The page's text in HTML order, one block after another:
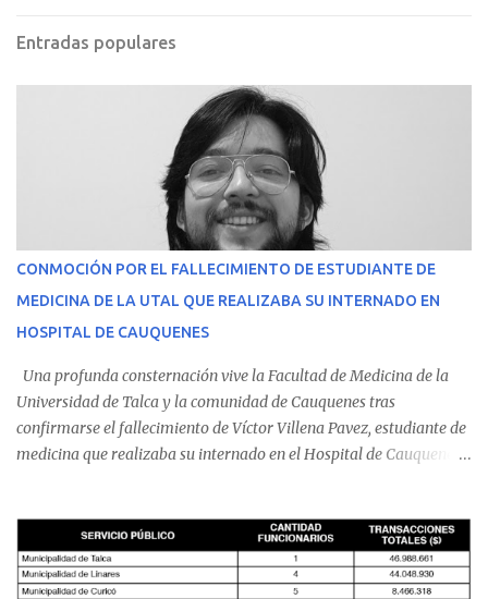
Entradas populares
CONMOCIÓN POR EL FALLECIMIENTO DE ESTUDIANTE DE
MEDICINA DE LA UTAL QUE REALIZABA SU INTERNADO EN
HOSPITAL DE CAUQUENES
Una profunda consternación vive la Facultad de Medicina de la
Universidad de Talca y la comunidad de Cauquenes tras
confirmarse el fallecimiento de Víctor Villena Pavez, estudiante de
medicina que realizaba su internado en el Hospital de Cauquenes.
malestares físicos. Dada la complejidad de su estado de salud, el
equipo médico determinó su traslado de urgencia al Hospital
Regional de Talca y dado la urgencia la ambulancia partió hacia